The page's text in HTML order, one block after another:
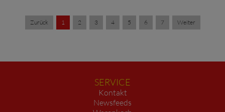
Zurück 1 2 3 4 5 6 7 Weiter
SERVICE
Kontakt
Newsfeeds